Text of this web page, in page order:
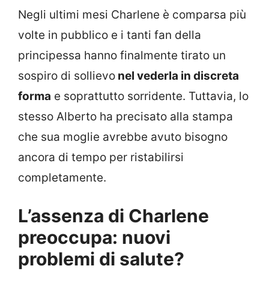
Negli ultimi mesi Charlene è comparsa più
volte in pubblico e i tanti fan della
principessa hanno finalmente tirato un
sospiro di sollievo nel vederla in discreta
forma e soprattutto sorridente. Tuttavia, lo
stesso Alberto ha precisato alla stampa
che sua moglie avrebbe avuto bisogno
ancora di tempo per ristabilirsi
completamente.
L’assenza di Charlene
preoccupa: nuovi
problemi di salute?